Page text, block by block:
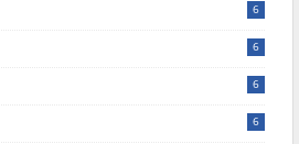
6
6
6
6